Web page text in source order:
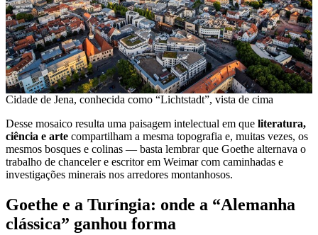
Cidade de Jena, conhecida como “Lichtstadt”, vista de cima
Desse mosaico resulta uma paisagem intelectual em que literatura,
ciência e arte compartilham a mesma topografia e, muitas vezes, os
mesmos bosques e colinas — basta lembrar que Goethe alternava o
trabalho de chanceler e escritor em Weimar com caminhadas e
investigações minerais nos arredores montanhosos.
Goethe e a Turíngia: onde a “Alemanha
clássica” ganhou forma